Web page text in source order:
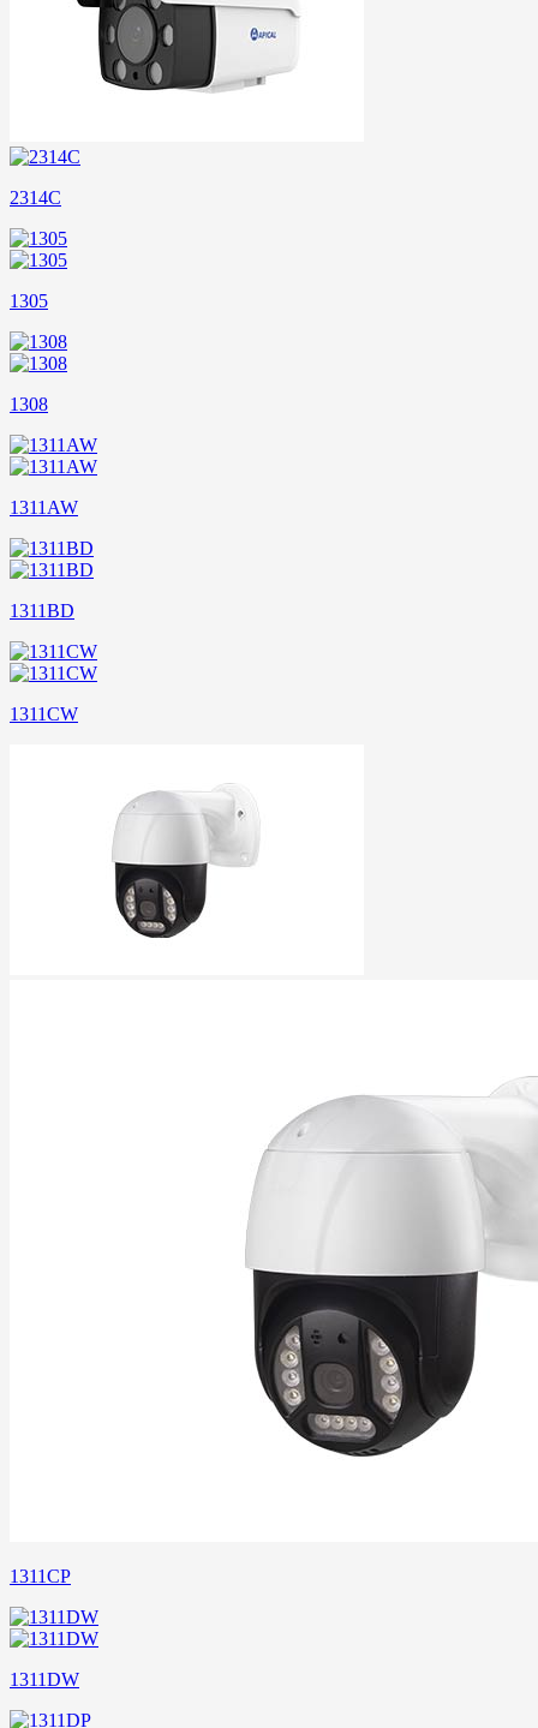
2314C
1305
1308
1311AW
1311BD
1311CW
1311CP
1311DW